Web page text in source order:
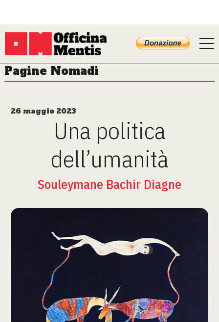
Pagine Nomadi
26 maggio 2023
Una politica
dell’umanità
Souleymane Bachir Diagne